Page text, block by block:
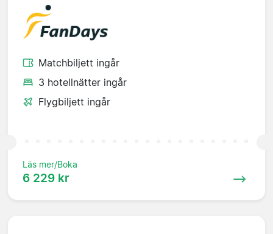
Matchbiljett ingår
3 hotellnätter ingår
Flygbiljett ingår
Läs mer/Boka
6 229 kr